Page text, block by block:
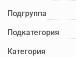
Подгруппа
Подкатегория
Категория